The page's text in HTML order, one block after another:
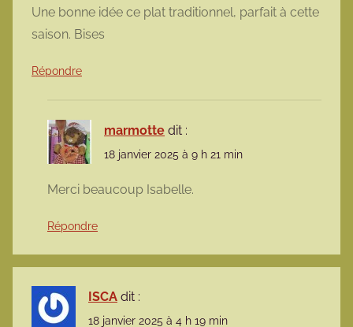
Une bonne idée ce plat traditionnel, parfait à cette
saison. Bises
Répondre
marmotte dit :
18 janvier 2025 à 9 h 21 min
Merci beaucoup Isabelle.
Répondre
ISCA dit :
18 janvier 2025 à 4 h 19 min